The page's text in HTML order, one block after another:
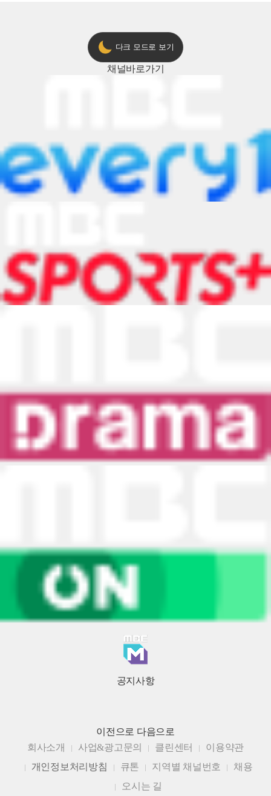
다크 모드로 보기
채널바로가기
공지사항
이전으로 다음으로
회사소개
사업&광고문의 클린센터
이용약관
개인정보처리방침
큐톤 지역별 채널번호
채용
오시는 길